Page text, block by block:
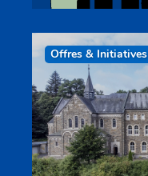
Offres & Initiatives